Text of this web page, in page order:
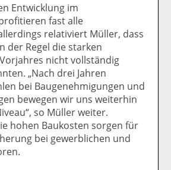
Entwicklung im
fast alle
relativiert Müller, dass
der Regel die starken
nicht vollständig
„Nach drei Jahren
bei Baugenehmigungen und
bewegen wir uns weiterhin
so Müller weiter.
hohen Baukosten sorgen für
bei gewerblichen und